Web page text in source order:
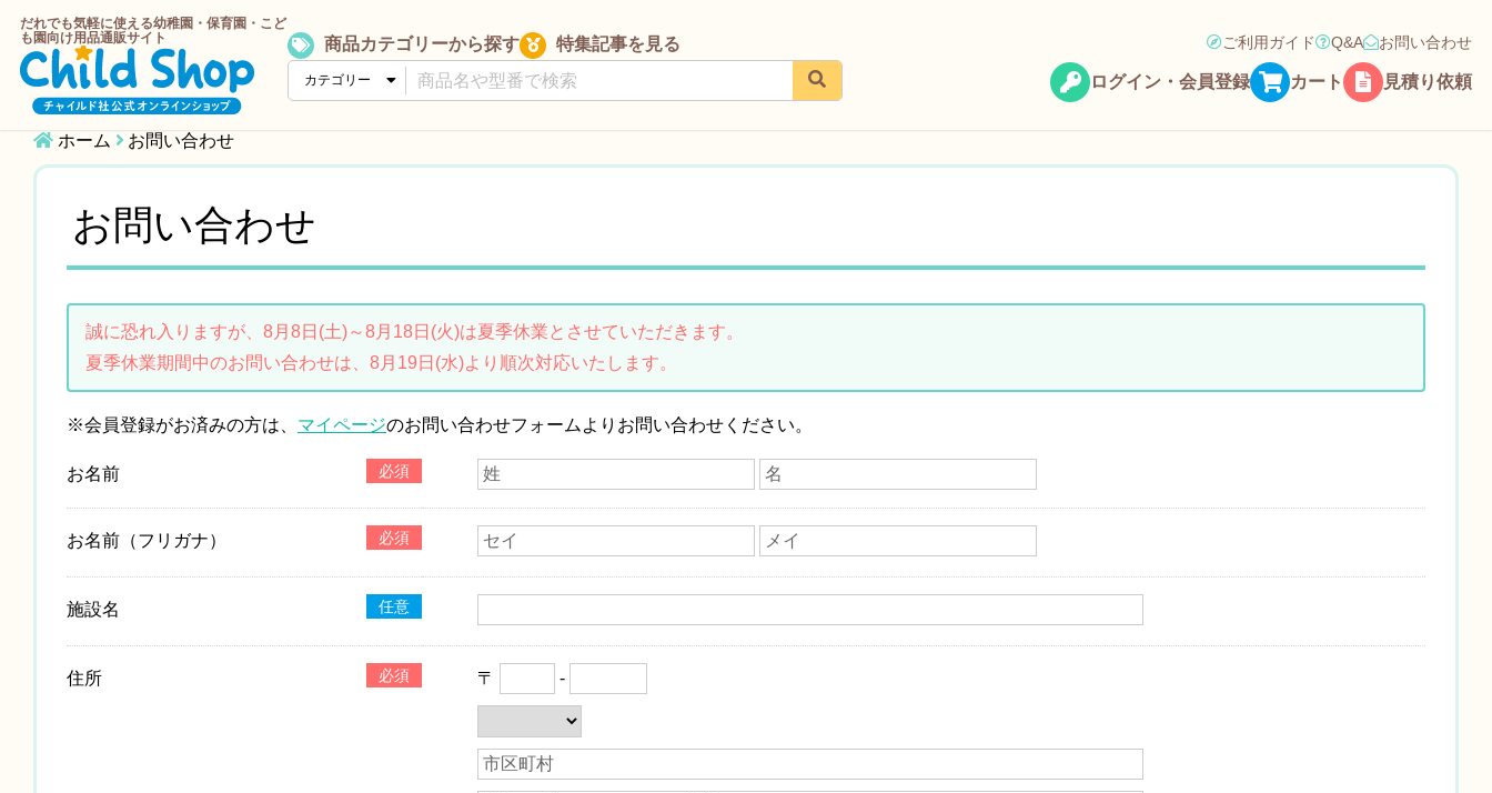
だれでも気軽に使える幼稚園・保育園・こど
も園向け用品通販サイト
商品カテゴリーから探す 特集記事を見る ご利用ガイド Q&A お問い合わせ
ログイン・会員登録 カート 見積り依頼
ホーム お問い合わせ
お問い合わせ
誠に恐れ入りますが、8月8日(土)～8月18日(火)は夏季休業とさせていただきます。
夏季休業期間中のお問い合わせは、8月19日(水)より順次対応いたします。
※会員登録がお済みの方は、 マイページのお問い合わせフォームよりお問い合わせください。
お名前 必須
お名前（フリガナ） 必須
施設名 任意
住所 必須 〒 -